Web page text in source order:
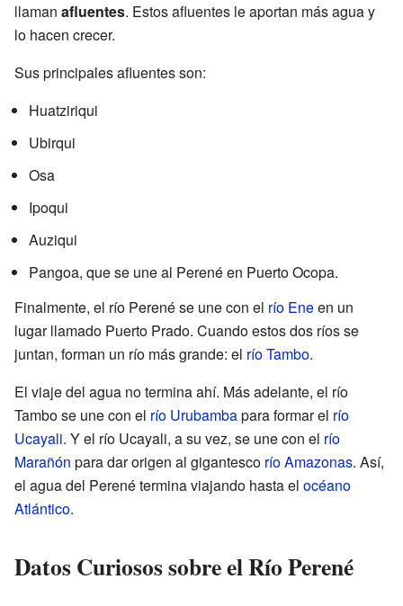
llaman afluentes. Estos afluentes le aportan más agua y
lo hacen crecer.
Sus principales afluentes son:
Huatziriqui
Ubirqui
Osa
Ipoqui
Auziqui
Pangoa, que se une al Perené en Puerto Ocopa.
Finalmente, el río Perené se une con el río Eneen un
lugar llamado Puerto Prado. Cuando estos dos ríos se
juntan, forman un río más grande: el río Tambo.
El viaje del agua no termina ahí. Más adelante, el río
Tambo se une con el río Urubambapara formar el río
Ucayali. Y el río Ucayali, a su vez, se une con el río
Marañón para dar origen al gigantesco río Amazonas. Así,
el agua del Perené termina viajando hasta el océano
Atlántico.
Datos Curiosos sobre el Río Perené